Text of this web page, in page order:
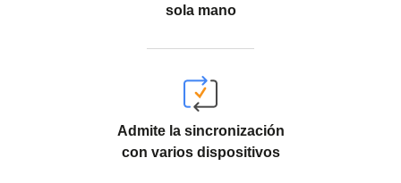
sola mano
Admite la sincronización
con varios dispositivos